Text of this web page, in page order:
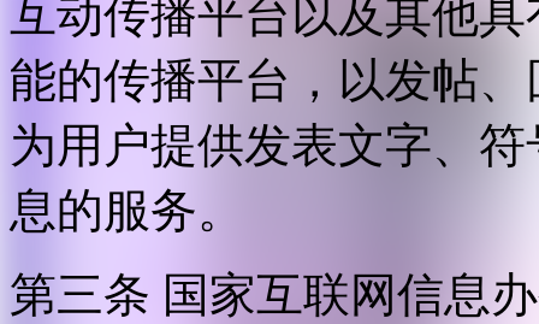
互动传播平台以及其他
能的传播平台，以发帖
为用户提供发表文字、
息的服务。
第三条 国家互联网信息